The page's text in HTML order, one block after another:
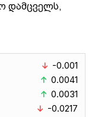
დამცველს,
-0.001
0.0041
0.0031
-0.0217